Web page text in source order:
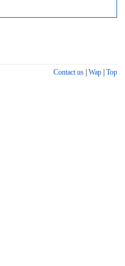
Contact us| Wap| Top